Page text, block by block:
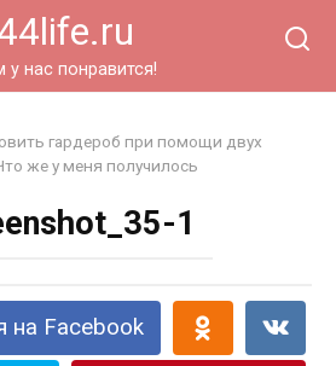
у нас понравится!
гардероб при помощи двух
же у меня получилось
1
на Facebook